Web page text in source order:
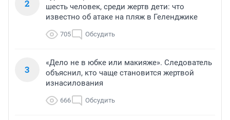
2
шесть человек, среди жертв дети: что
известно об атаке на пляж в Геленджике
705 Обсудить
3
«Дело не в юбке или макияже». Следователь
объяснил, кто чаще становится жертвой
изнасилования
666 Обсудить